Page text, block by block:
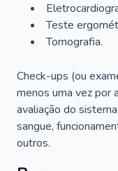
Teste
Tomografia.
Check-ups (ou
menos uma vez por
avaliação do
sangue,
outros.